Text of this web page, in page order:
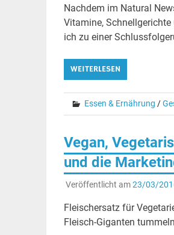
Nachdem im Natural
Vitamine,
ich zu einer
WEITERLESEN
Essen & Ernährung /
Vegan,
und die
Veröffentlicht am23/03/
Fleischersatz für
Fleisch-Giganten